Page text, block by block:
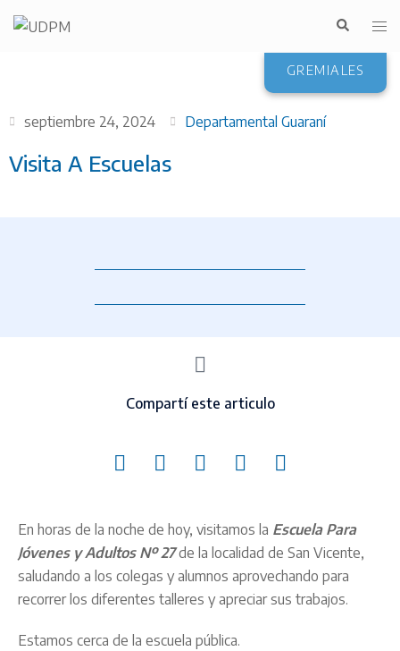
GREMIALES
septiembre 24, 2024 Departamental Guaraní
Visita A Escuelas
Compartí este articulo
En horas de la noche de hoy, visitamos la Escuela Para
Jóvenes y Adultos Nº 27de la localidad de San Vicente,
saludando a los colegas y alumnos aprovechando para
recorrer los diferentes talleres y apreciar sus trabajos.
Estamos cerca de la escuela pública.